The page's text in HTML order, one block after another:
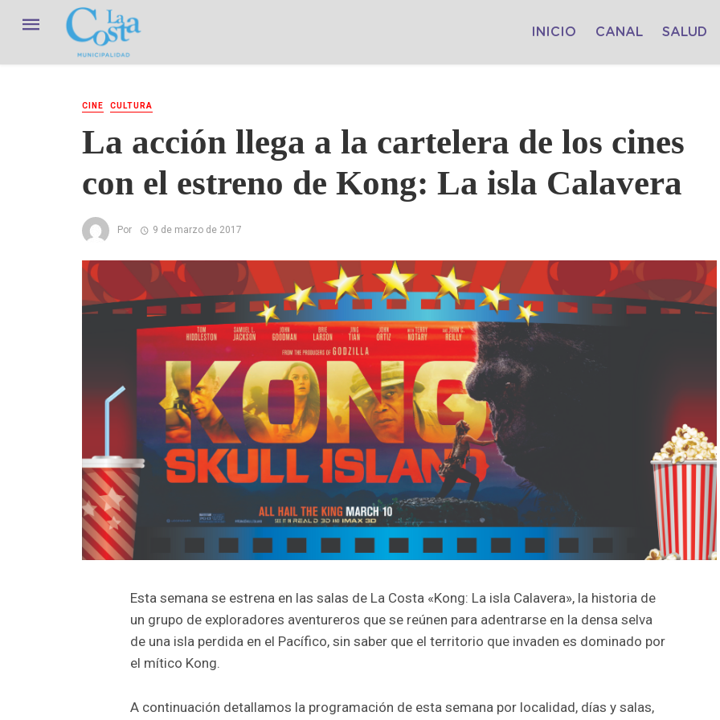
INICIO CANAL SALUD
CINE CULTURA
La acción llega a la cartelera de los cines
con el estreno de Kong: La isla Calavera
Por 9 de marzo de 2017
Esta semana se estrena en las salas de La Costa «Kong: La isla Calavera», la historia de
un grupo de exploradores aventureros que se reúnen para adentrarse en la densa selva
de una isla perdida en el Pacífico, sin saber que el territorio que invaden es dominado por
el mítico Kong.
A continuación detallamos la programación de esta semana por localidad, días y salas,